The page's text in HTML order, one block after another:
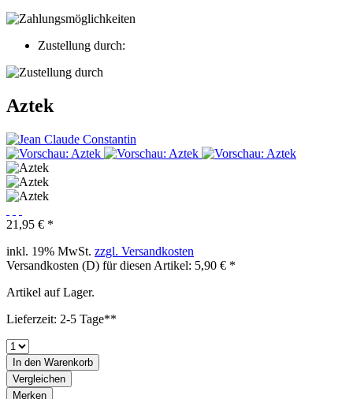
Zustellung durch:
Aztek
21,95 € *
inkl. 19% MwSt. zzgl. Versandkosten
Versandkosten (D) für diesen Artikel: 5,90 € *
Artikel auf Lager.
Lieferzeit: 2-5 Tage**
In den Warenkorb
Vergleichen
Merken